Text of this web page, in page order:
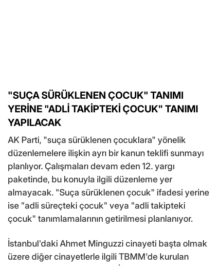
"SUÇA SÜRÜKLENEN ÇOCUK" TANIMI
YERİNE "ADLİ TAKİPTEKİ ÇOCUK" TANIMI
YAPILACAK
AK Parti, "suça sürüklenen çocuklara" yönelik
düzenlemelere ilişkin ayrı bir kanun teklifi sunmayı
planlıyor. Çalışmaları devam eden 12. yargı
paketinde, bu konuyla ilgili düzenleme yer
almayacak. "Suça sürüklenen çocuk" ifadesi yerine
ise "adli süreçteki çocuk" veya "adli takipteki
çocuk" tanımlamalarının getirilmesi planlanıyor.
İstanbul'daki Ahmet Minguzzi cinayeti başta olmak
üzere diğer cinayetlerle ilgili TBMM'de kurulan